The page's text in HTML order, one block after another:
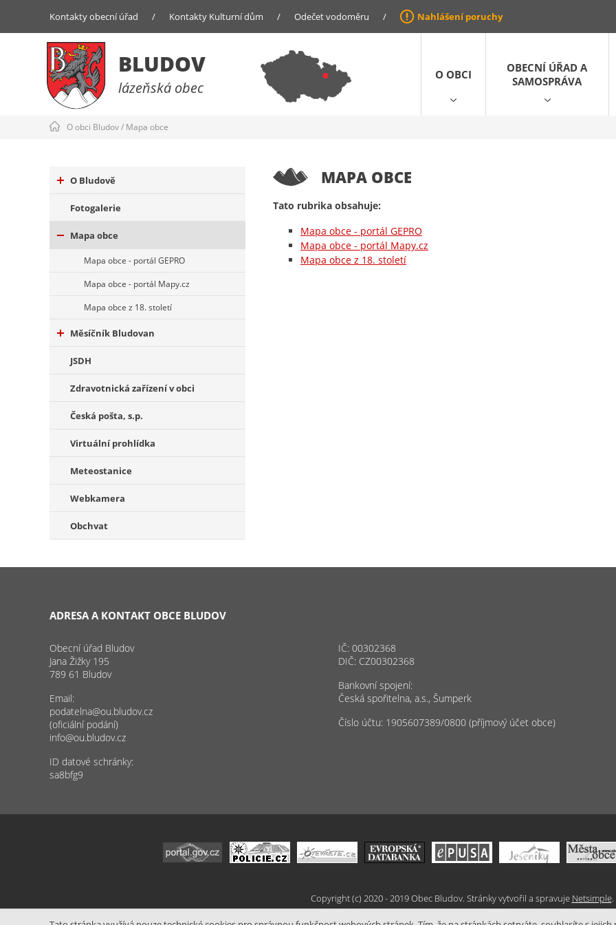
Kontakty obecní úřad / Kontakty Kulturní dům / Odečet vodoměru / Nahlášení poruchy
BLUDOV
lázeňská obec
O OBCI
OBECNÍ ÚŘAD A
SAMOSPRÁVA
O obci Bludov/ Mapa obce
O Bludově
Fotogalerie
Mapa obce
Mapa obce - portál GEPRO
Mapa obce - portál Mapy.cz
Mapa obce z 18. století
Měsíčník Bludovan
JSDH
Zdravotnická zařízení v obci
Česká pošta, s.p.
Virtuální prohlídka
Meteostanice
Webkamera
Obchvat
MAPA OBCE
Tato rubrika obsahuje:
Mapa obce - portál GEPRO
Mapa obce - portál Mapy.cz
Mapa obce z 18. století
ADRESA A KONTAKT OBCE BLUDOV
Obecní úřad Bludov
Jana Žižky 195
789 61 Bludov
Email:
podatelna@ou.bludov.cz
(oficiální podání)
info@ou.bludov.cz
ID datové schránky:
sa8bfg9
IČ: 00302368
DIČ: CZ00302368
Bankovní spojení:
Česká spořitelna, a.s., Šumperk
Číslo účtu: 1905607389/0800 (příjmový účet obce)
Copyright (c) 2020 - 2019 Obec Bludov. Stránky vytvořil a spravuje Netsimple.